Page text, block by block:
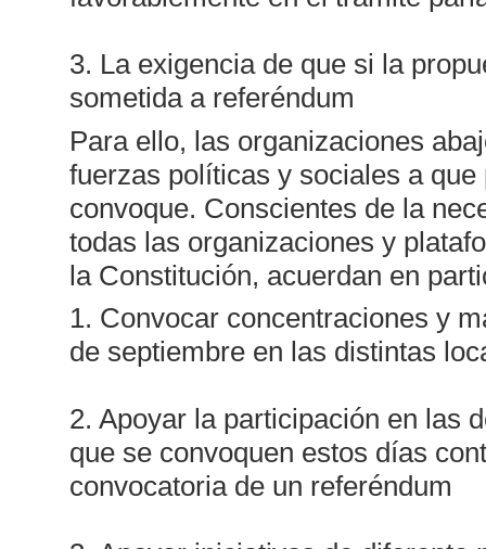
3. La exigencia de que si la
sometida a referéndum
Para ello, las organizaciones
fuerzas políticas y sociales a
convoque. Conscientes de la
todas las organizaciones y
la Constitución, acuerdan en
1. Convocar concentraciones y
de septiembre en las distintas
2. Apoyar la participación en las
que se convoquen estos días
convocatoria de un referéndum